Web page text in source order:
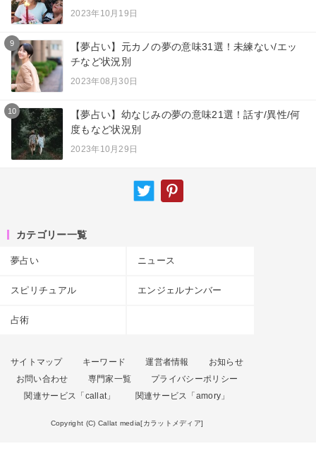
2023年10月19日
9
【夢占い】元カノの夢の意味31選！未練ない/エッ
チなど状況別
2023年08月30日
10
【夢占い】幼なじみの夢の意味21選！話す/異性/何
度もなど状況別
2023年10月29日
カテゴリー一覧
夢占い ニュース
スピリチュアル エンジェルナンバー
占術
サイトマップ キーワード 運営者情報
お知らせ
お問い合わせ
専門家一覧
プライバシーポリシー
関連サービス「callat」
関連サービス「amory」
Copyright (C) Callat media[カラットメディア]